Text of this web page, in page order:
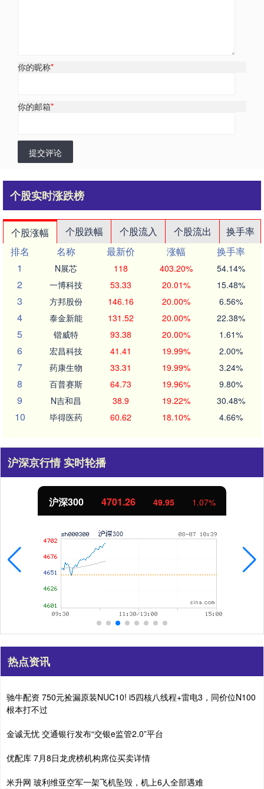
你的昵称*
你的邮箱*
提交评论
个股实时涨跌榜
个股涨幅 个股跌幅 个股流入 个股流出
换手率
排名
名称 最新价 涨幅
换手率
1
N展芯 118 403.20% 54.14%
2 一博科技 53.33 20.01% 15.48%
3 方邦股份 146.16 20.00% 6.56%
4 泰金新能 131.52 20.00% 22.38%
5 锴威特 93.38 20.00% 1.61%
6 宏昌科技 41.41 19.99% 2.00%
7 药康生物 33.31 19.99% 3.24%
8 百普赛斯 64.73 19.96% 9.80%
9 N吉和昌 38.9 19.22% 30.48%
10 毕得医药 60.62 18.10% 4.66%
沪深京行情 实时轮播
沪深300 4701.26 49.95 1.07%
热点资讯
驰牛配资 750元捡漏原装NUC10! i5四核八线程+雷电3，同价位N100
根本打不过
金诚无忧 交通银行发布“交银e监管2.0”平台
优配库 7月8日龙虎榜机构席位买卖详情
米升网 玻利维亚空军一架飞机坠毁，机上6人全部遇难